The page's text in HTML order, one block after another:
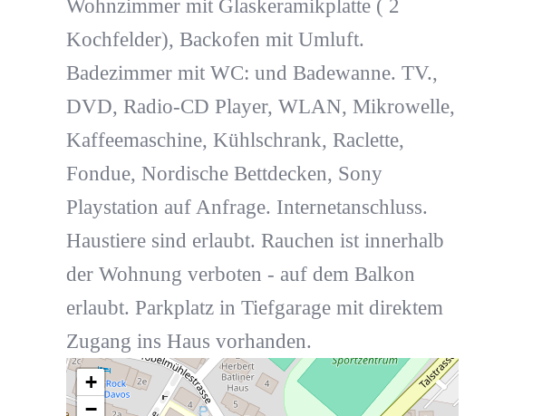
Wohnzimmer mit Glaskeramikplatte ( 2
Kochfelder), Backofen mit Umluft.
Badezimmer mit WC: und Badewanne. TV.,
DVD, Radio-CD Player, WLAN, Mikrowelle,
Kaffeemaschine, Kühlschrank, Raclette,
Fondue, Nordische Bettdecken, Sony
Playstation auf Anfrage. Internetanschluss.
Haustiere sind erlaubt. Rauchen ist innerhalb
der Wohnung verboten - auf dem Balkon
erlaubt. Parkplatz in Tiefgarage mit direktem
Zugang ins Haus vorhanden.
+
−